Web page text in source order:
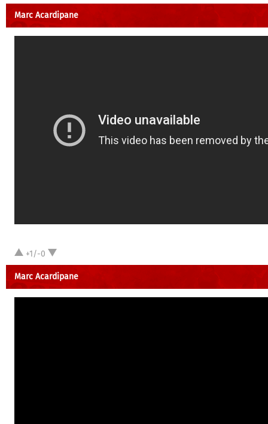
Marc Acardipane
+1/-0
Marc Acardipane